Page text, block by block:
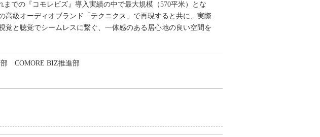
での『コモレビズ』導入実績の中で最大規模（570平米）とな
高級オーディオブランド「テクニクス」で再現すると共に、実際
と聴覚でシームレスに繋ぐ、一体感のある居心地の良い空間を
COMORE BIZ推進部